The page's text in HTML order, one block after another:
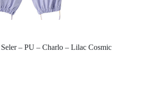
– PU – Charlo – Lilac Cosmic